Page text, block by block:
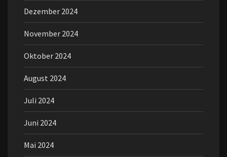
Dezember 2024
November 2024
Oktober 2024
August 2024
Juli 2024
Juni 2024
Mai 2024